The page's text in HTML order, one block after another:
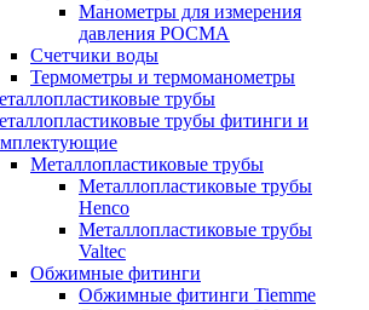
Манометры для измерения
давления РОСМА
Счетчики воды
Термометры и термоманометры
трубы
трубы фитинги и
Металлопластиковые трубы
Металлопластиковые трубы
Henco
Металлопластиковые трубы
Valtec
Обжимные фитинги
Обжимные фитинги Tiemme